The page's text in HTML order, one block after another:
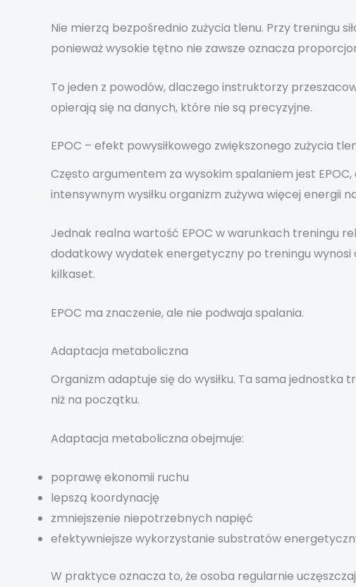
Nie mierzą bezpośrednio zużycia tlenu. Przy treningu
ponieważ wysokie tętno nie zawsze oznacza
To jeden z powodów, dlaczego instruktorzy
opierają się na danych, które nie są precyzyjne.
EPOC – efekt powysiłkowego zwiększonego zużycia
Często argumentem za wysokim spalaniem jest
intensywnym wysiłku organizm zużywa więcej energii
Jednak realna wartość EPOC w warunkach treningu
dodatkowy wydatek energetyczny po treningu wynosi
kilkaset.
EPOC ma znaczenie, ale nie podwaja spalania.
Adaptacja metaboliczna
Organizm adaptuje się do wysiłku. Ta sama
niż na początku.
Adaptacja metaboliczna obejmuje:
poprawę ekonomii ruchu
lepszą koordynację
zmniejszenie niepotrzebnych napięć
efektywniejsze wykorzystanie substratów
W praktyce oznacza to, że osoba regularnie